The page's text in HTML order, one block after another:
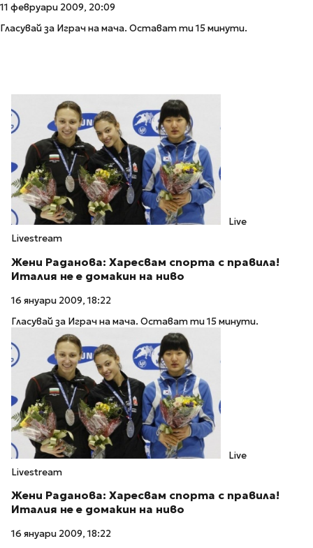
11 февруари 2009, 20:09
Гласувай за Играч на мача. Остават ти 15 минути.
Live
Livestream
Жени Раданова: Харесвам спорта с правила!
Италия не е домакин на ниво
16 януари 2009, 18:22
Гласувай за Играч на мача. Остават ти 15 минути.
Live
Livestream
Жени Раданова: Харесвам спорта с правила!
Италия не е домакин на ниво
16 януари 2009, 18:22